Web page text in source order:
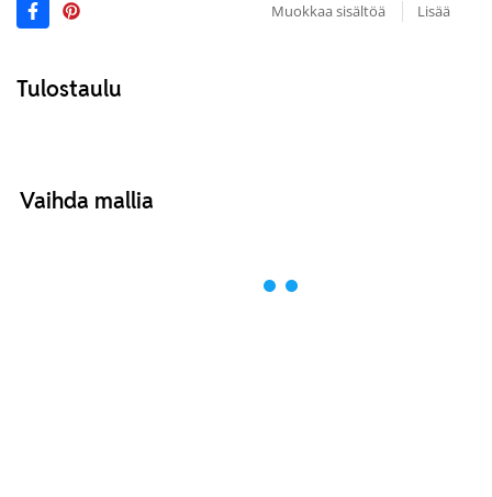
Muokkaa sisältöä
Lisää
Tulostaulu
Vaihda mallia